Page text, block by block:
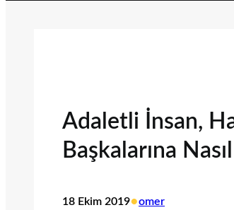
Adaletli İnsan,
Başkalarına
18 Ekim 2019•omer